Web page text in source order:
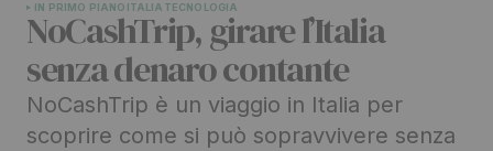
IN PRIMO PIANO ITALIA TECNOLOGIA
NoCashTrip, girare l’Italia
senza denaro contante
NoCashTrip è un viaggio in Italia per
scoprire come si può sopravvivere senza